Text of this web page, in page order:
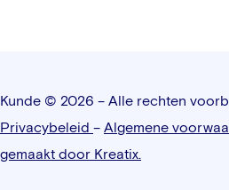
Kunde © 2026 – Alle rechten
Privacybeleid – Algemene
gemaakt door Kreatix.